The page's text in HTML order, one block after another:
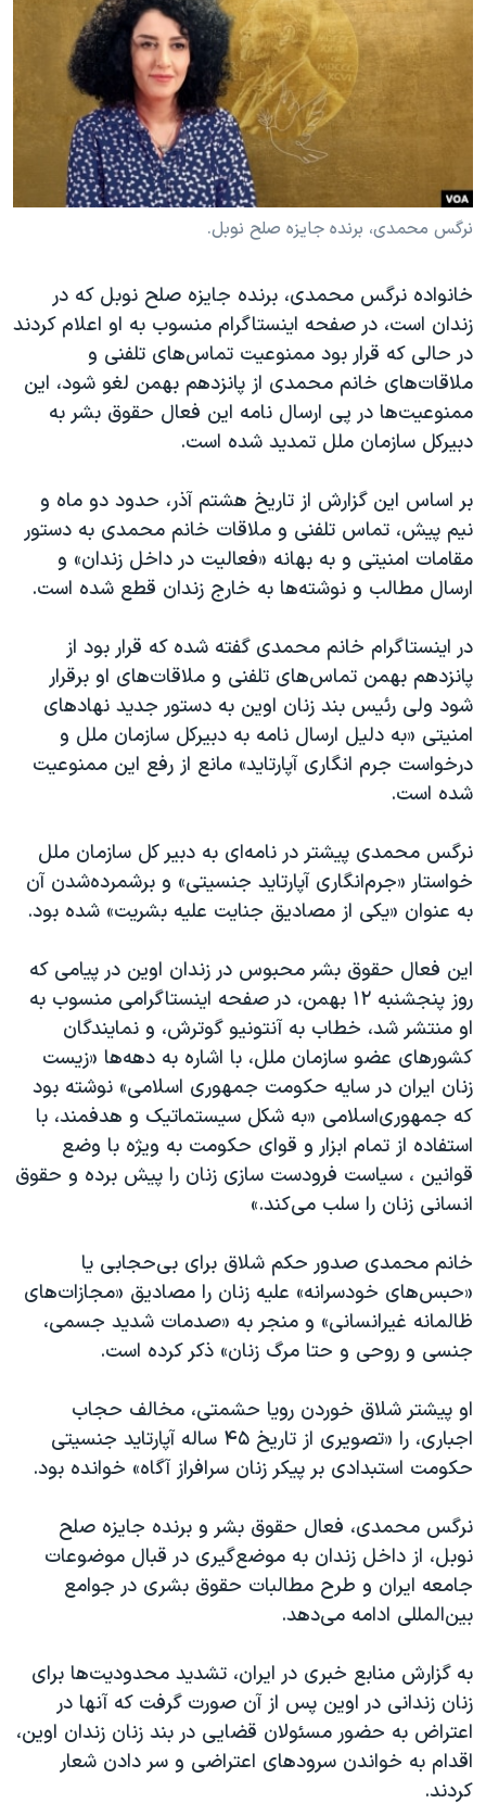
فرهنگ و زندگی
حقوق شهروندی
اسرائیل در جنگ
انتخابات ریاست جمهوری آمریکا ۲۰۲۴
حمله جمهوری اسلامی به اسرائیل
ورزش زنان در ایران
تریبونال مردمی آبان ۹۸
دادگاه حمید نوری
چهل سال گروگان‌گیری
قانون شفافیت دارائی کادر رهبری ایران
اعتراضات مردمی آبان ۹۸
اسرائیل در جنگ
نرگس محمدی برنده جایزه نوبل صلح
همایش محافظه‌کاران آمریکا «سی‌پک»
سفر پرزیدنت ترامپ به چین
دنبال کنید
زبانهای مختلف
نرگس محمدی، برنده جایزه صلح نوبل.
خانواده نرگس محمدی، برنده جایزه صلح نوبل که در
زندان است، در صفحه اینستاگرام منسوب به او اعلام کردند
در حالی که قرار بود ممنوعیت تماس‌های تلفنی و
ملاقات‌های خانم محمدی از پانزدهم بهمن لغو شود، این
ممنوعیت‌ها در پی ارسال نامه این فعال حقوق بشر به
دبیرکل سازمان ملل تمدید شده است.
بر اساس این گزارش از تاریخ هشتم آذر، حدود دو ماه و
نیم پیش، تماس تلفنی و ملاقات خانم محمدی‬⁩ به دستور
مقامات امنیتی و به بهانه «فعالیت در داخل زندان» و
ارسال مطالب و نوشته‌ها به خارج زندان قطع شده است.
در اینستاگرام خانم محمدی گفته شده که قرار بود ‏از
پانزدهم بهمن تماس‌های تلفنی و ملاقات‌های او برقرار
شود ولی رئیس بند زنان اوین به دستور جدید نهادهای
امنیتی «به دلیل ارسال نامه به دبیرکل سازمان ملل و
درخواست جرم انگاری آپارتاید» مانع از رفع این ممنوعیت
شده است.
نرگس محمدی پیشتر در نامه‌ای به دبیر کل سازمان ملل
خواستار «جرم‌انگاری آپارتاید جنسیتی» و برشمرده‌شدن آن
به عنوان «یکی از مصادیق جنایت علیه بشریت» شده بود.
این فعال حقوق بشر محبوس در زندان اوین در پیامی که
روز پنجشنبه ۱۲ بهمن، در صفحه اینستاگرامی منسوب به
او منتشر شد، خطاب به آنتونیو گوترش، و نمایندگان
کشورهای عضو سازمان ملل، با اشاره به دهه‌ها «زیست
زنان ایران در سایه حکومت جمهوری اسلامی» نوشته بود
که جمهوری‌اسلامی «به شکل سیستماتیک و هدفمند، با
استفاده از تمام ابزار و قوای حکومت به ویژه با وضع
قوانین ، سیاست فرودست سازی زنان را پیش برده و حقوق
انسانی زنان را سلب می‌کند.»
خانم محمدی صدور حکم شلاق برای بی‌حجابی یا
«حبس‌های خودسرانه» علیه زنان را مصادیق «مجازات‌های
ظالمانه غیرانسانی» و منجر به «صدمات شدید جسمی،
جنسی و روحی و حتا مرگ زنان» ذکر کرده است.
او پیشتر شلاق خوردن رویا حشمتی، مخالف حجاب
اجباری، را «تصویری از تاریخ ۴۵ ساله آپارتاید جنسیتی
حکومت استبدادی بر پیکر زنان سرافراز آگاه» خوانده بود.
نرگس محمدی، فعال حقوق بشر و برنده جایزه صلح
نوبل، از داخل زندان به موضع‌گیری در قبال موضوعات
جامعه ایران و طرح مطالبات حقوق بشری در جوامع
بین‌المللی ادامه می‌دهد.
به گزارش‌ منابع خبری در ایران، تشدید محدودیت‌‌ها برای
زنان زندانی در اوین پس از آن صورت گرفت که آنها در
اعتراض به حضور مسئولان قضایی در بند زنان زندان اوین،
اقدام به خواندن سرودهای اعتراضی و سر دادن شعار
کردند.